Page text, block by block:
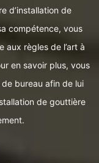
d’installation de
compétence, vous
aux règles de l’art à
en savoir plus, vous
bureau afin de lui
de gouttière